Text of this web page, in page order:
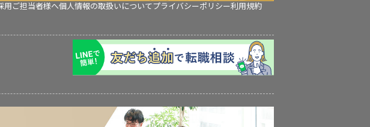
用ご担当者様へ個人情報の取扱いについてプライバシーポリシー利用規約